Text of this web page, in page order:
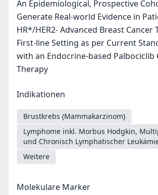
An Epidemiological, Prospective
Generate Real-world Evidence in
HR*/HER2- Advanced Breast Cancer
First-line Setting as per Current
with an Endocrine-based Palbociclib
Therapy
Indikationen
Brustkrebs (Mammakarzinom)
Lymphome inkl. Morbus Hodgkin,
und Chronisch Lymphatischer
Weitere
Molekulare Marker